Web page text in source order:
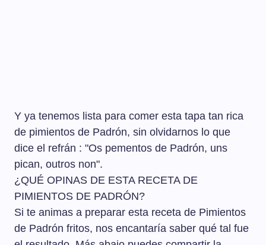
Y ya tenemos lista para comer esta tapa tan rica
de pimientos de Padrón, sin olvidarnos lo que
dice el refrán : "Os pementos de Padrón, uns
pican, outros non".
¿QUÉ OPINAS DE ESTA RECETA DE
PIMIENTOS DE PADRÓN?
Si te animas a preparar esta receta de Pimientos
de Padrón fritos, nos encantaría saber qué tal fue